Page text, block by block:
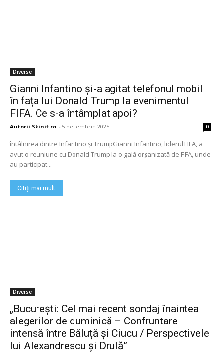
Diverse
Gianni Infantino și-a agitat telefonul mobil
în fața lui Donald Trump la evenimentul
FIFA. Ce s-a întâmplat apoi?
Autorii Skinit.ro - 5 decembrie 2025 0
întâlnirea dintre Infantino și TrumpGianni Infantino, liderul FIFA, a
avut o reuniune cu Donald Trump la o gală organizată de FIFA, unde
au participat...
Citiți mai mult
Diverse
„București: Cel mai recent sondaj înaintea
alegerilor de duminică – Confruntare
intensă între Băluță și Ciucu / Perspectivele
lui Alexandrescu și Drulă”